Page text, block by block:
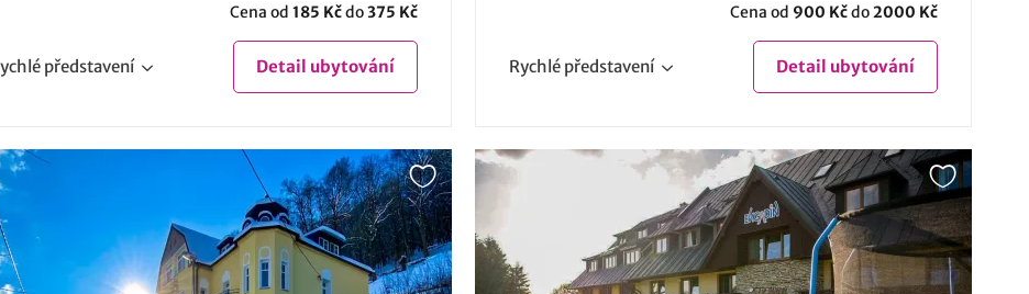
Cena od 185 Kčdo375 Kč
představení Detail ubytování
Cena od 900 Kčdo2000 Kč
Rychlé představení Detail ubytování